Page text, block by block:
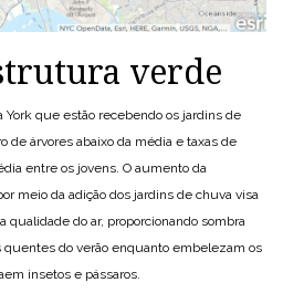
verde
York que estão recebendo os jardins de
de árvores abaixo da média e taxas de
entre os jovens. O aumento da
meio da adição dos jardins de chuva visa
qualidade do ar, proporcionando sombra
do verão enquanto embelezam os
insetos e pássaros.